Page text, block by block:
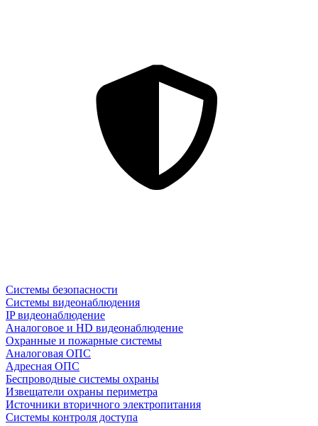
Системы безопасности
Системы видеонаблюдения
IP видеонаблюдение
Аналоговое и HD видеонаблюдение
Охранные и пожарные системы
Аналоговая ОПС
Адресная ОПС
Беспроводные системы охраны
Извещатели охраны периметра
Источники вторичного электропитания
Системы контроля доступа